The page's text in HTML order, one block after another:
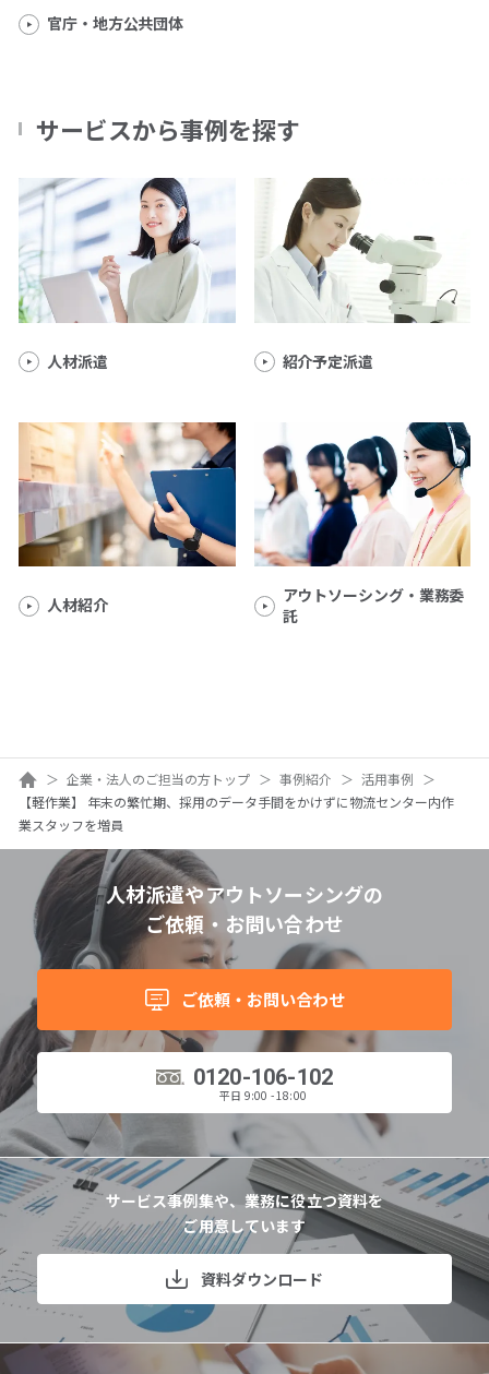
官庁・地方公共団体
サービスから事例を探す
人材派遣 紹介予定派遣
人材紹介
アウトソーシング・業務委
託
ホーム企業・法人のご担当の方トップ 事例紹介
活用事例
【軽作業】 年末の繁忙期、採用のデータ手間をかけずに物流センター内作
業スタッフを増員
人材派遣やアウトソーシングの
ご依頼・お問い合わせ
ご依頼・お問い合わせ
0120-106-102
平日 9:00 - 18:00
サービス事例集や、業務に役立つ資料を
ご用意しています
資料ダウンロード